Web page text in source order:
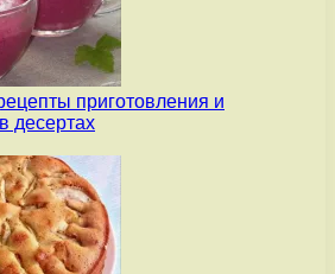
приготовления и
десертах